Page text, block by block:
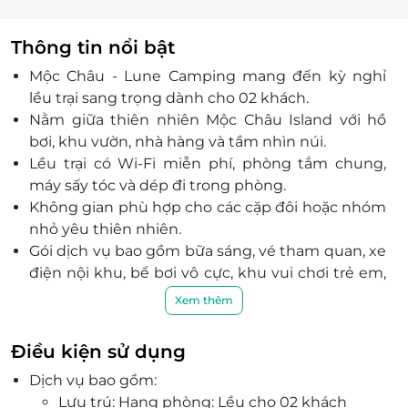
Thông tin nổi bật
Mộc Châu - Lune Camping mang đến kỳ nghỉ
lều trại sang trọng dành cho 02 khách.
Nằm giữa thiên nhiên Mộc Châu Island với hồ
bơi, khu vườn, nhà hàng và tầm nhìn núi.
Lều trại có Wi-Fi miễn phí, phòng tắm chung,
máy sấy tóc và dép đi trong phòng.
Không gian phù hợp cho các cặp đôi hoặc nhóm
nhỏ yêu thiên nhiên.
Gói dịch vụ bao gồm bữa sáng, vé tham quan, xe
điện nội khu, bể bơi vô cực, khu vui chơi trẻ em,
bãi đỗ xe miễn phí và dịch vụ y tế.
Mộc Châu Island mang triết lý hòa hợp giữa con
người và thiên nhiên - quá khứ và đổi mới.
LifeLink cung cấp voucher ưu đãi giúp kỳ nghỉ
02 khách tại Lune Camping trở nên tiết kiệm và
trọn vẹn.
Xem thêm
Điều kiện sử dụng
Dịch vụ bao gồm:
Lưu trú: Hạng phòng: Lều cho 02 khách